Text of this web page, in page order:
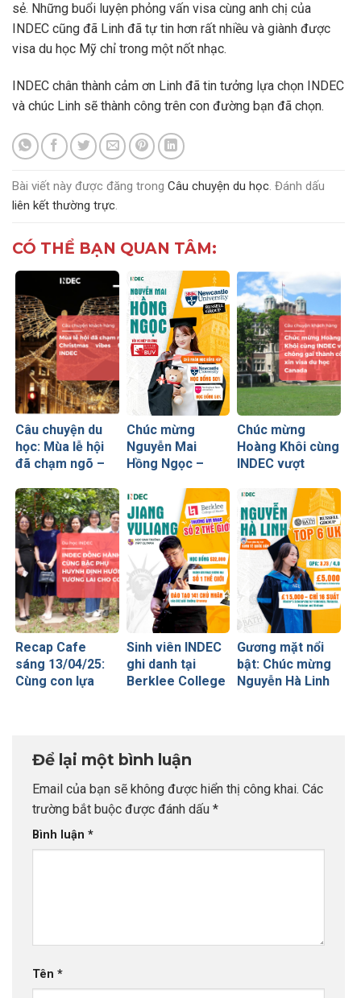
sẻ. Những buổi luyện phỏng vấn visa cùng anh chị của
INDEC cũng đã Linh đã tự tin hơn rất nhiều và giành được
visa du học Mỹ chỉ trong một nốt nhạc.
INDEC chân thành cảm ơn Linh đã tin tưởng lựa chọn INDEC
và chúc Linh sẽ thành công trên con đường bạn đã chọn.
Bài viết này được đăng trong Câu chuyện du học. Đánh dấu
liên kết thường trực.
CÓ THỂ BẠN QUAN TÂM:
Câu chuyện du
học: Mùa lễ hội
đã chạm ngõ –
from INDEC
Chúc mừng
Nguyễn Mai
Hồng Ngọc –
bổng 50% từ
Newcastle
University
Chúc mừng
Hoàng Khôi cùng
INDEC vượt
công xin visa du
học Canada
Recap Cafe
sáng 13/04/25:
Cùng con lựa
đường Du học –
Phụ huynh
trường THPT
Chuyên Ngoại
Ngữ
Sinh viên INDEC
ghi danh tại
Berklee College
Gương mặt nổi
bật: Chúc mừng
Nguyễn Hà Linh
Để lại một bình luận
Email của bạn sẽ không được hiển thị công khai. Các
trường bắt buộc được đánh dấu *
Bình luận *
Tên *